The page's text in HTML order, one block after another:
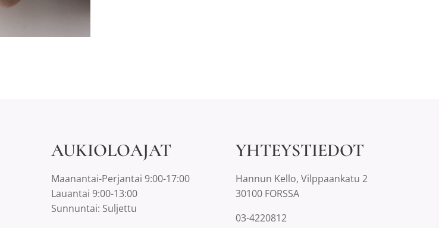
AUKIOLOAJAT
Maanantai-Perjantai 9:00-17:00
Lauantai 9:00-13:00
Sunnuntai: Suljettu
YHTEYSTIEDOT
Hannun Kello, Vilppaankatu 2
30100 FORSSA
03-4220812